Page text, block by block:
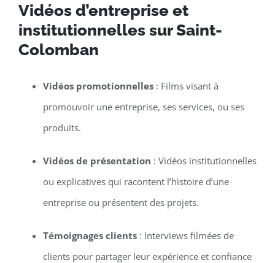
Vidéos d’entreprise et
institutionnelles sur Saint-
Colomban
Vidéos promotionnelles: Films visant à
promouvoir une entreprise, ses services, ou ses
produits.
Vidéos de présentation : Vidéos institutionnelles
ou explicatives qui racontent l’histoire d’une
entreprise ou présentent des projets.
Témoignages clients: Interviews filmées de
clients pour partager leur expérience et confiance